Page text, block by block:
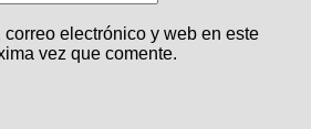
electrónico y web en este
vez que comente.